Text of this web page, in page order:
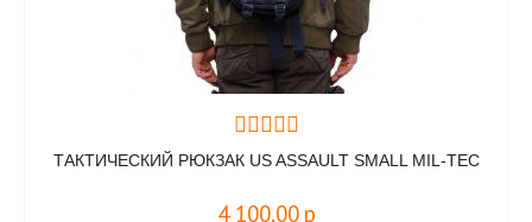
ТАКТИЧЕСКИЙ РЮКЗАК US ASSAULT SMALL MIL-TEC
4 100.00 р